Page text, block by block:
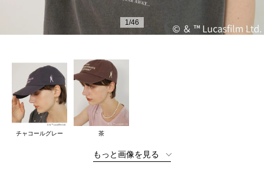
1 /46
チャコールグレー 茶
もっと画像を見る